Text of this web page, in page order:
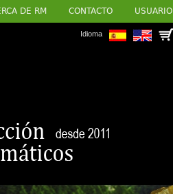
DE RM CONTACTO USUARIO
Idioma